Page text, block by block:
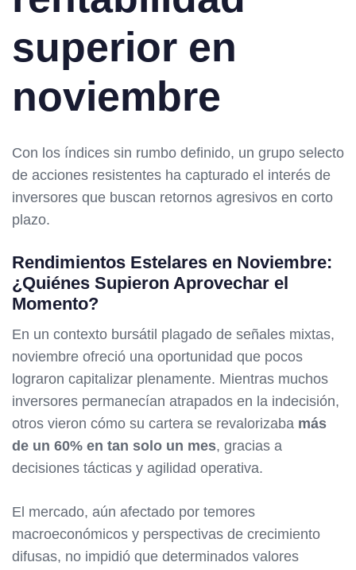
superior en
noviembre
Con los índices sin rumbo definido, un grupo selecto
de acciones resistentes ha capturado el interés de
inversores que buscan retornos agresivos en corto
plazo.
Rendimientos Estelares en Noviembre:
¿Quiénes Supieron Aprovechar el
Momento?
En un contexto bursátil plagado de señales mixtas,
noviembre ofreció una oportunidad que pocos
lograron capitalizar plenamente. Mientras muchos
inversores permanecían atrapados en la indecisión,
otros vieron cómo su cartera se revalorizaba más
de un 60% en tan solo un mes, gracias a
decisiones tácticas y agilidad operativa.
El mercado, aún afectado por temores
macroeconómicos y perspectivas de crecimiento
difusas, no impidió que determinados valores